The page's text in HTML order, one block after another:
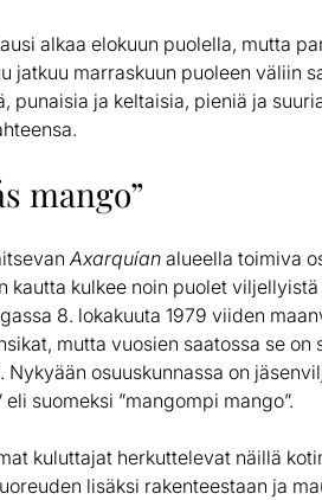
alkaa elokuun puolella, mutta
jatkuu marraskuun puoleen väliin
punaisia ja keltaisia, pieniä ja
mango”
Axarquían alueella toimiva
kautta kulkee noin puolet
8. lokakuuta 1979 viiden
mutta vuosien saatossa se
Nykyään osuuskunnassa on
eli suomeksi ”mangompi mango”.
kuluttajat herkuttelevat näillä
lisäksi rakenteestaan ja